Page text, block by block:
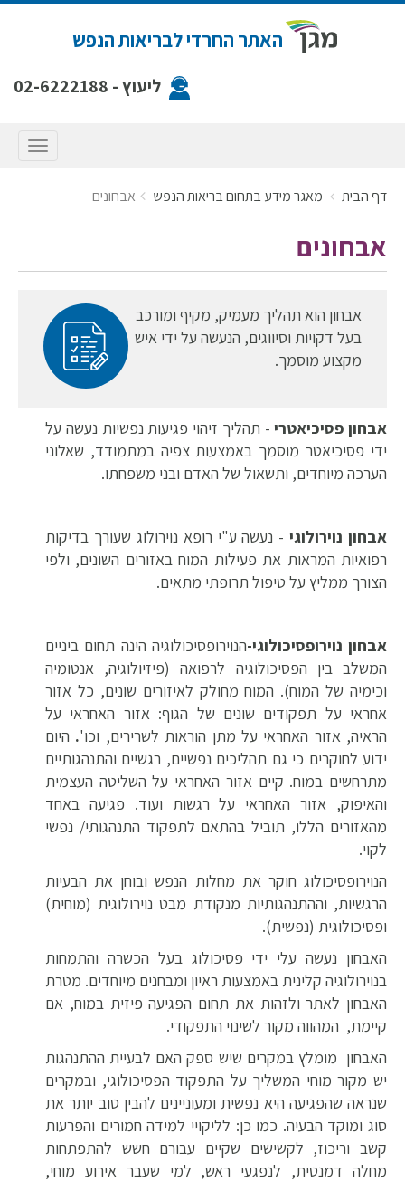
האתר החרדי לבריאות הנפש
ליעוץ - 02-6222188
תפריט
דף הבית מאגר מידע בתחום בריאות הנפש אבחונים
אבחונים
אבחון הוא תהליך מעמיק, מקיף ומורכב
בעל דקויות וסיווגים, הנעשה על ידי איש
מקצוע מוסמך.
אבחון פסיכיאטרי - תהליך זיהוי פגיעות נפשיות נעשה על
ידי פסיכיאטר מוסמך באמצעות צפיה במתמודד, שאלוני
הערכה מיוחדים, ותשאול של האדם ובני משפחתו.
אבחון נוירולוגי - נעשה ע"י רופא נוירולוג שעורך בדיקות
רפואיות המראות את פעילות המוח באזורים השונים, ולפי
הצורך ממליץ על טיפול תרופתי מתאים.
אבחון נוירופסיכולוגי-הנוירופסיכולוגיה הינה תחום ביניים
המשלב בין הפסיכולוגיה לרפואה (פיזיולוגיה, אנטומיה
וכימיה של המוח). המוח מחולק לאיזורים שונים, כל אזור
אחראי על תפקודים שונים של הגוף: אזור האחראי על
הראיה, אזור האחראי על מתן הוראות לשרירים, וכו'. היום
ידוע לחוקרים כי גם תהליכים נפשיים, רגשיים והתנהגותיים
מתרחשים במוח. קיים אזור האחראי על השליטה העצמית
והאיפוק, אזור האחראי על רגשות ועוד. פגיעה באחד
מהאזורים הללו, תוביל בהתאם לתפקוד התנהגותי/ נפשי
לקוי.
הנוירופסיכולוג חוקר את מחלות הנפש ובוחן את הבעיות
הרגשיות, וההתנהגותיות מנקודת מבט נוירולוגית (מוחית)
ופסיכולוגית (נפשית).
האבחון נעשה עלי ידי פסיכולוג בעל הכשרה והתמחות
בנוירולוגיה קלינית באמצעות ראיון ומבחנים מיוחדים. מטרת
האבחון לאתר ולזהות את תחום הפגיעה פיזית במוח, אם
קיימת, המהווה מקור לשינוי התפקודי.
האבחון מומלץ במקרים שיש ספק האם לבעיית ההתנהגות
יש מקור מוחי המשליך על התפקוד הפסיכולוגי, ובמקרים
שנראה שהפגיעה היא נפשית ומעוניינים להבין טוב יותר את
סוג ומוקד הבעיה. כמו כן: לליקויי למידה חמורים והפרעות
קשב וריכוז, לקשישים שקיים עבורם חשש להתפתחות
מחלה דמנטית, לנפגעי ראש, למי שעבר אירוע מוחי,